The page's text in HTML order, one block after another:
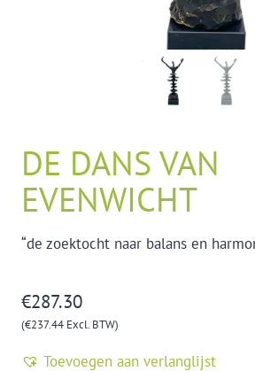
DE DANS VAN
EVENWICHT
“de zoektocht naar balans en
€287.30
(€237.44 Excl. BTW)
Toevoegen aan verlanglijst